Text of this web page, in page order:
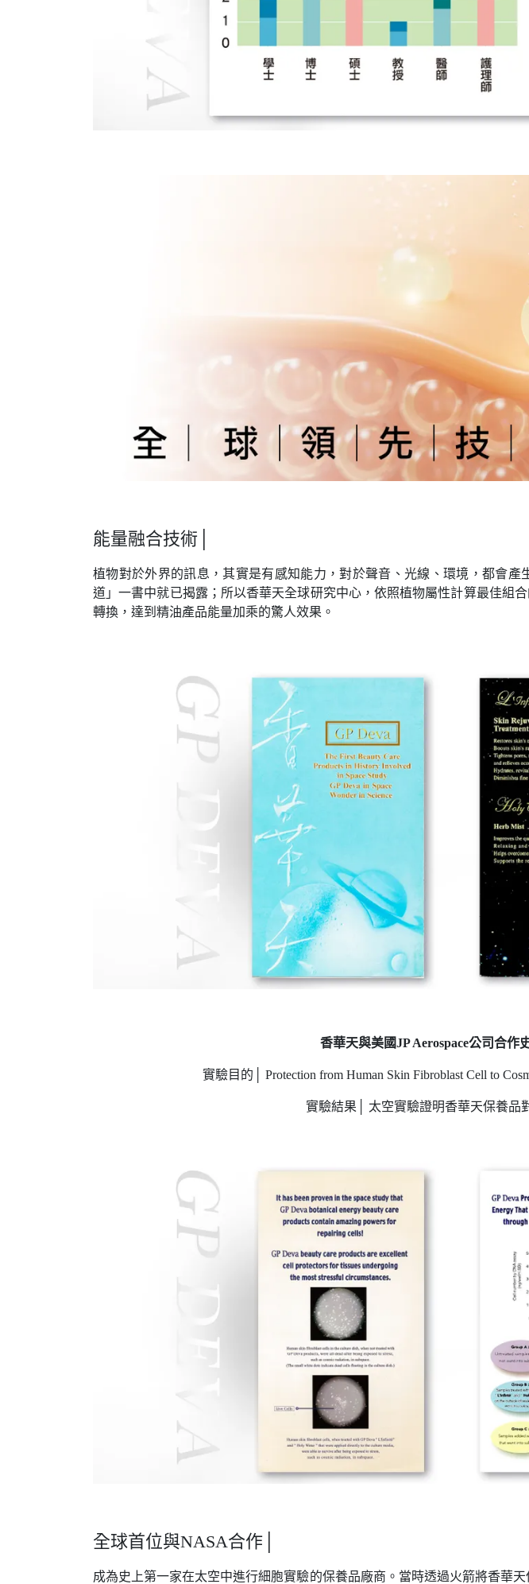
能量融合技術│
植物對於外界的訊息 ，其實是有感知能力 ，對於聲音 、 光線 、 環境，都會產
道」一書中就已揭露； 所以香華天全球研究中心， 依照植物屬性計算最佳組合
轉換 ， 達到精油產品能量加乘的驚人效果。
香華天與美國JP Aerospace公司合
實驗目的│ Protection from Human Skin Fibroblast Cell to
實驗結果│ 太空實驗證明香華天保養品
全球首位與NASA合作│
成為史上第一家在太空中進行細胞實驗的保養品廠商。當時透過火箭將香華